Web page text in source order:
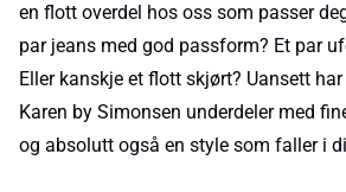
en flott overdel hos oss som passer
par jeans med god passform? Et par
Eller kanskje et flott skjørt? Uansett
Karen by Simonsen underdeler med
og absolutt også en style som faller i